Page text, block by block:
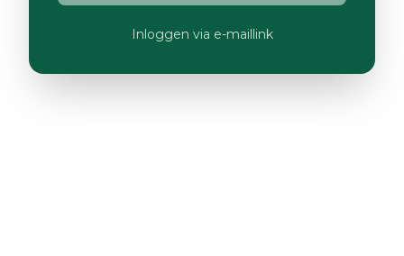
Inloggen via e-maillink